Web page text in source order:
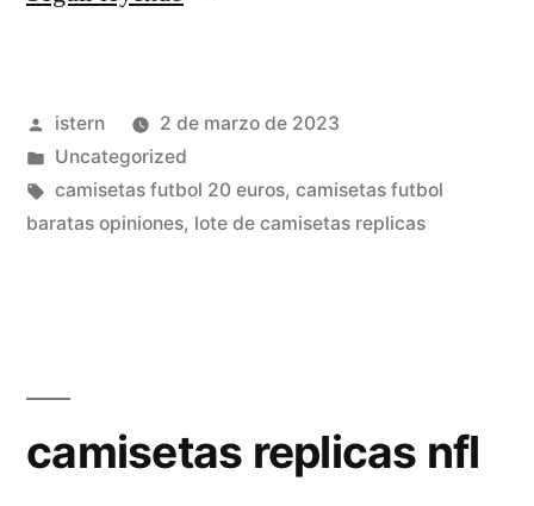
africanas»
Publicado
por
istern
2 de marzo de 2023
Publicado
en
Uncategorized
Etiquetas:
camisetas futbol 20 euros, camisetas futbol
baratas opiniones, lote de camisetas replicas
camisetas replicas nfl